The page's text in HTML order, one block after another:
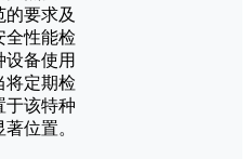
的要求及
全性能检
设备使用
将定期检
于该特种
位置。